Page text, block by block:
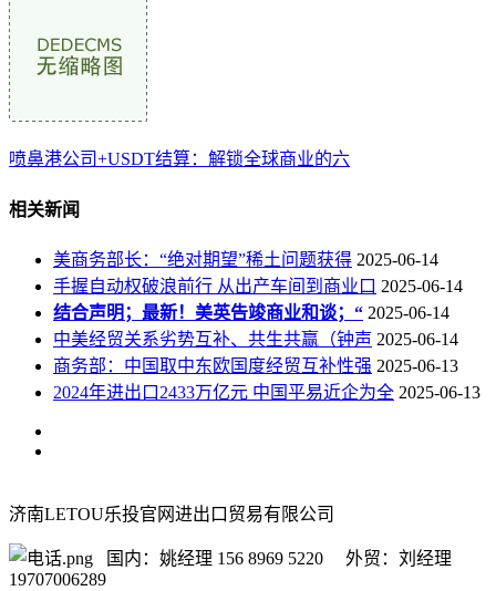
喷鼻港公司+USDT结算：解锁全球商业的六
相关新闻
美商务部长：“绝对期望”稀土问题获得 2025-06-14
手握自动权破浪前行 从出产车间到商业口 2025-06-14
结合声明；最新！美英告竣商业和谈；“ 2025-06-14
中美经贸关系劣势互补、共生共赢（钟声 2025-06-14
商务部：中国取中东欧国度经贸互补性强 2025-06-13
2024年进出口2433万亿元 中国平易近企为全 2025-06-13
济南LETOU乐投官网进出口贸易有限公司
国内：姚经理 156 8969 5220 外贸：刘经理
19707006289